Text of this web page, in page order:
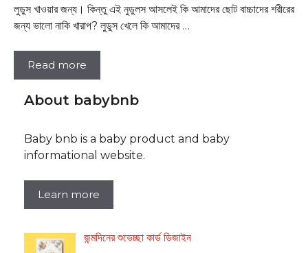
লুডুস খাওয়ার জন্য। কিন্তু এই নুডুলস আসলেই কি আমাদের ছোট বাচ্চাদের শরীরের
জন্য ভালো নাকি খারাপ? লুডুস খেলে কি আমাদের …
Read more
About babybnb
Baby bnb is a baby product and baby
informational website.
Learn more
জন্মদিনের শুভেচ্ছা কার্ড ডিজাইন